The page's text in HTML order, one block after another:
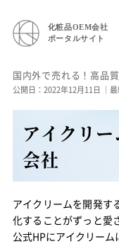
化粧品OEM会社
ポータルサイト
国内外で売れる！高品
公開日：2022年12月11日 ｜
アイクリ
会社
アイクリームを開発す
化することがずっと愛
公式HPにアイクリー